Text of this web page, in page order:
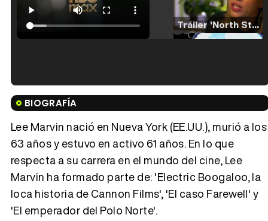
Tráiler 'North Star' (2023)
Tráiler en español de 'La isla olvidada'
BIOGRAFÍA
Lee Marvin nació en Nueva York (EE.UU.), murió a los
63 años y estuvo en activo 61 años. En lo que
respecta a su carrera en el mundo del cine, Lee
Marvin ha formado parte de: 'Electric Boogaloo, la
loca historia de Cannon Films', 'El caso Farewell' y
'El emperador del Polo Norte'.